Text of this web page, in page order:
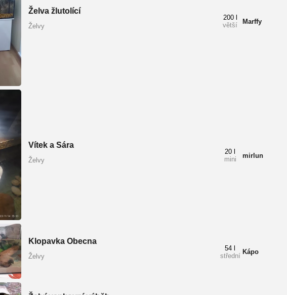
Želva žlutolící
Želvy
200 l
větší
Marffy
Vítek a Sára
Želvy
20 l
mini
mirlun
Klopavka Obecna
Želvy
54 l
střední
Kápo